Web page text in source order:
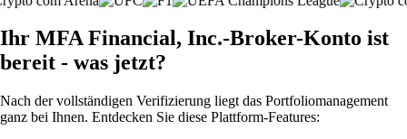
Ihr MFA Financial, Inc.-Broker-Konto ist
bereit - was jetzt?
Nach der vollständigen Verifizierung liegt das Portfoliomanagement
ganz bei Ihnen. Entdecken Sie diese Plattform-Features: